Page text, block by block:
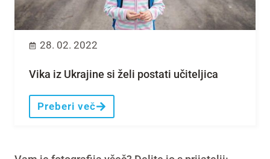
28. 02. 2022
Vika iz Ukrajine si želi postati učiteljica
Preberi več